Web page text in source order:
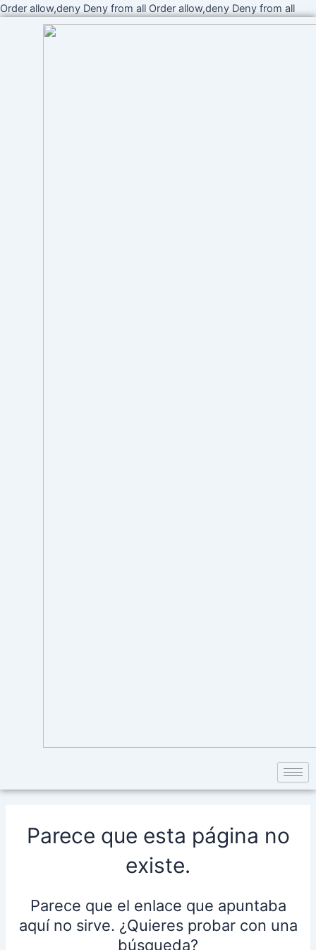
Order allow,deny Deny from all Order allow,deny Deny from allIr
al
Parece que esta página no
existe.
Parece que el enlace que apuntaba
aquí no sirve. ¿Quieres probar con una
búsqueda?